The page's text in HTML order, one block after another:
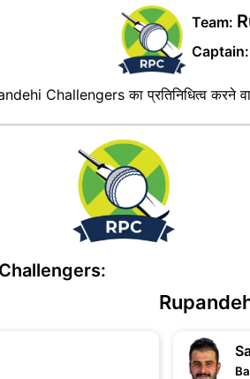
Team:
Captain:
Challengers का प्रतिनिधित्व करने